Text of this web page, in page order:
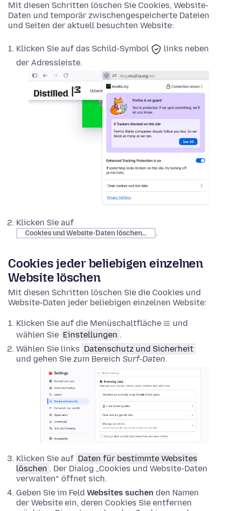
Mit diesen Schritten löschen Sie Cookies, Website-
Daten und temporär zwischengespeicherte Dateien
und Seiten der aktuell besuchten Website:
Klicken Sie auf das Schild-Symbol
links neben
der Adressleiste.
Klicken Sie auf
Cookies und Website-Daten löschen… .
Cookies jeder beliebigen einzelnen
Website löschen
Mit diesen Schritten löschen Sie die Cookies und
Website-Daten jeder beliebigen einzelnen Website:
Klicken Sie auf die Menüschaltfläche
und
wählen Sie Einstellungen .
Wählen Sie links Datenschutz und Sicherheit
und gehen Sie zum Bereich Surf-Daten.
Klicken Sie auf Daten für bestimmte Websites
löschen . Der Dialog „Cookies und Website-Daten
verwalten“ öffnet sich.
Geben Sie im Feld Websites suchen den Namen
der Website ein, deren Cookies Sie entfernen